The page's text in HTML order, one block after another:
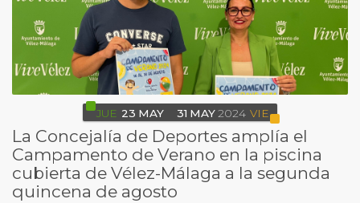
JUE 23 MAY 31 MAY2024 VIE
La Concejalía de Deportes amplía el
Campamento de Verano en la piscina
cubierta de Vélez-Málaga a la segunda
quincena de agosto